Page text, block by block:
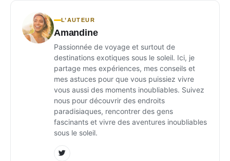
L’AUTEUR
Amandine
Passionnée de voyage et surtout de
destinations exotiques sous le soleil. Ici, je
partage mes expériences, mes conseils et
mes astuces pour que vous puissiez vivre
vous aussi des moments inoubliables. Suivez
nous pour découvrir des endroits
paradisiaques, rencontrer des gens
fascinants et vivre des aventures inoubliables
sous le soleil.